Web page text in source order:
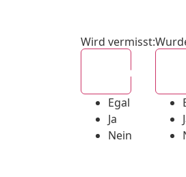
Wird vermisst:
Egal
Ja
Nein